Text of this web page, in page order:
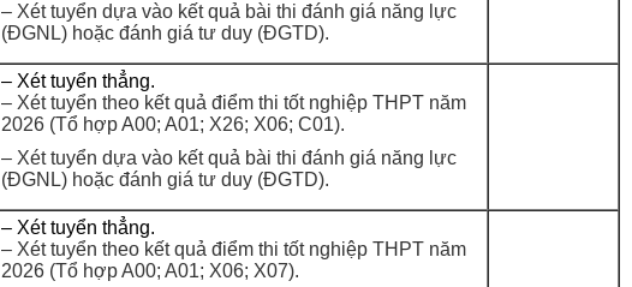
– Xét tuyển dựa vào kết quả bài thi đánh giá năng lực
(ĐGNL) hoặc đánh giá tư duy (ĐGTD).
– Xét tuyển thẳng.
– Xét tuyển theo kết quả điểm thi tốt nghiệp THPT năm
2026 (Tổ hợp A00; A01; X26; X06; C01).
– Xét tuyển dựa vào kết quả bài thi đánh giá năng lực
(ĐGNL) hoặc đánh giá tư duy (ĐGTD).
– Xét tuyển thẳng.
– Xét tuyển theo kết quả điểm thi tốt nghiệp THPT năm
2026 (Tổ hợp A00; A01; X06; X07).